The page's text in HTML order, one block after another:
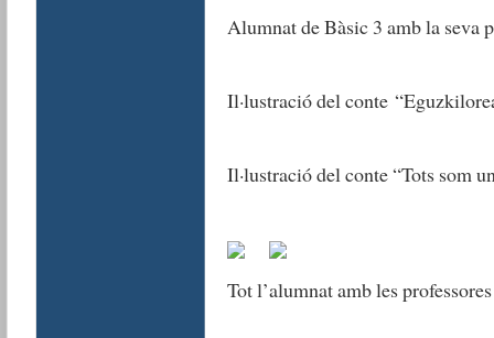
Alumnat de Bàsic 3 amb la seva
Il·lustració del conte
Il·lustració del conte “Tots som
Tot l’alumnat amb les